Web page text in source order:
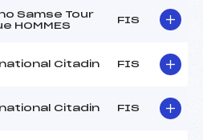
Samse Tour
HOMMES
FIS
Citadin FIS
Citadin FIS